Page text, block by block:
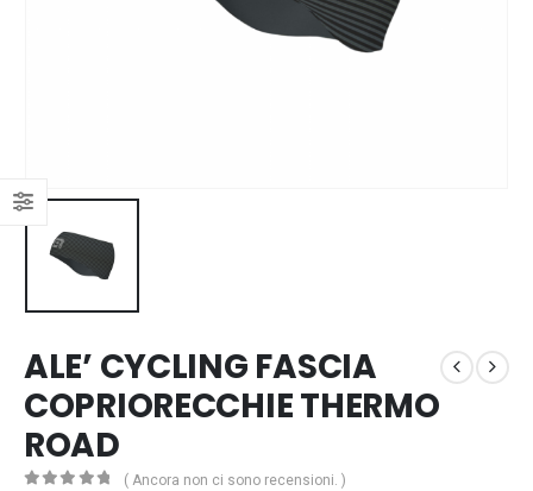
ALE’ CYCLING FASCIA
COPRIORECCHIE THERMO
ROAD
( Ancora non ci sono recensioni. )